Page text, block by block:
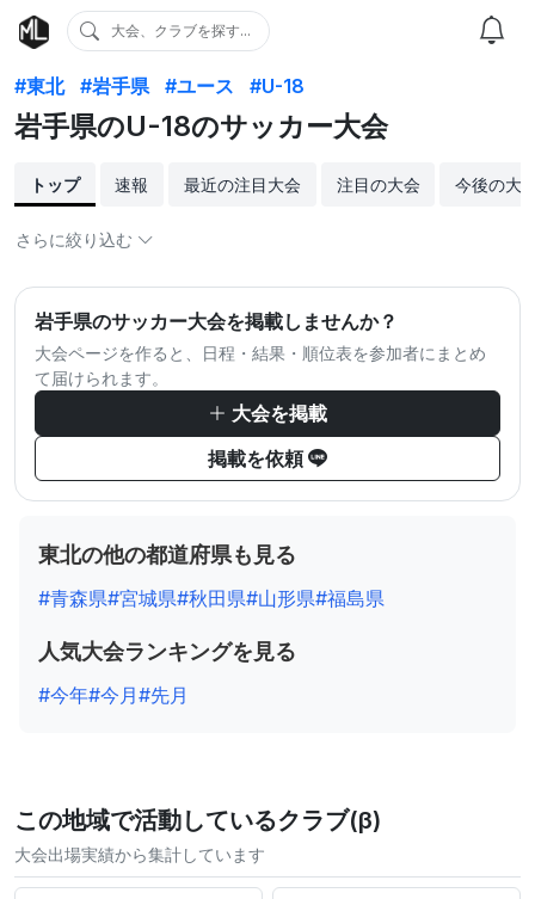
大会、クラブを探す...
#東北 #岩手県 #ユース #U-18
岩手県のU-18のサッカー大会
トップ 速報 最近の注目大会 注目の大会 今後の大
さらに絞り込む
岩手県のサッカー大会を掲載しませんか？
大会ページを作ると、日程・結果・順位表を参加者にまとめ
て届けられます。
大会を掲載
掲載を依頼
東北の他の都道府県も見る
#青森県#宮城県#秋田県#山形県#福島県
人気大会ランキングを見る
#今年#今月#先月
この地域で活動しているクラブ(β)
大会出場実績から集計しています